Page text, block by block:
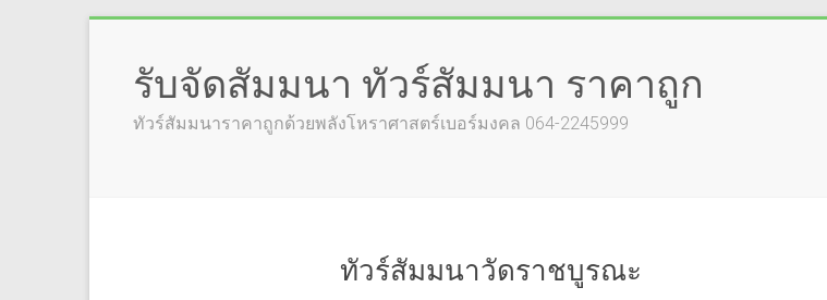
รับจัดสัมมนา ทัวร์สัมมนา ราคาถูก
ทัวร์สัมมนาราคาถูกด้วยพลังโหราศาสตร์เบอร์มงคล 064-2245999
ทัวร์สัมมนาวัดราชบูรณะ